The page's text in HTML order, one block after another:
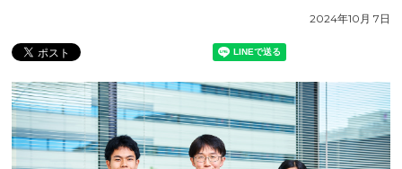
Activity
“事業活動”のPerspectives
Strategy
2024年10月 7日